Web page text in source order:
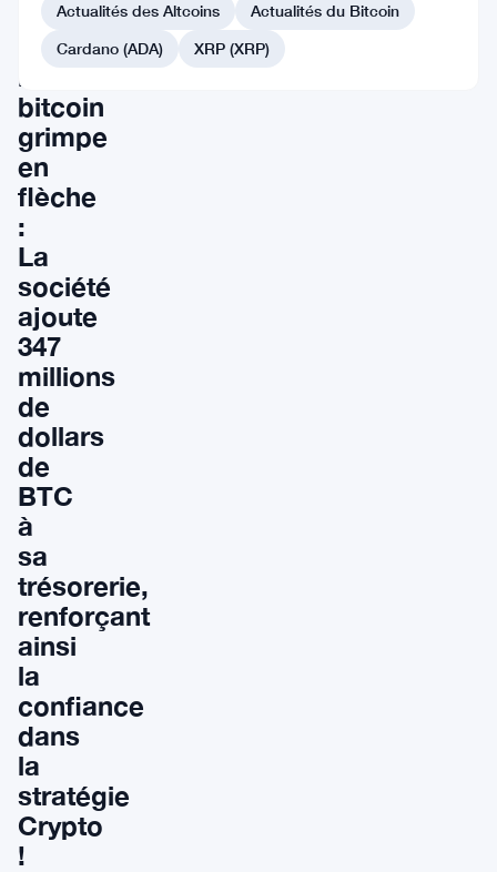
MicroStrategy
dans
le
bitcoin
grimpe
en
flèche
:
La
société
ajoute
347
millions
de
dollars
de
BTC
à
sa
trésorerie,
renforçant
ainsi
la
confiance
dans
la
stratégie
Crypto
!
Actualités des Altcoins
Actualités du Bitcoin
Cardano (ADA)
XRP (XRP)